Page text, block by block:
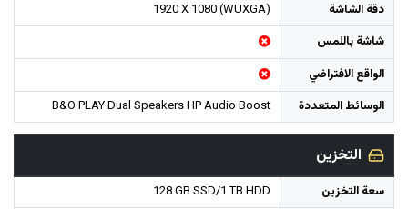
دقة الشاشة
1920 X 1080 (WUXGA)
شاشة باللمس
الواقع الافتراضي
الوسائط المتعددة
B&O PLAY Dual Speakers HP Audio Boost
التخزين
سعة التخزين
128 GB SSD/1 TB HDD